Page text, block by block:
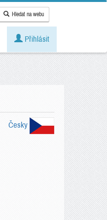
Hledat na webu
Přihlásit
Česky